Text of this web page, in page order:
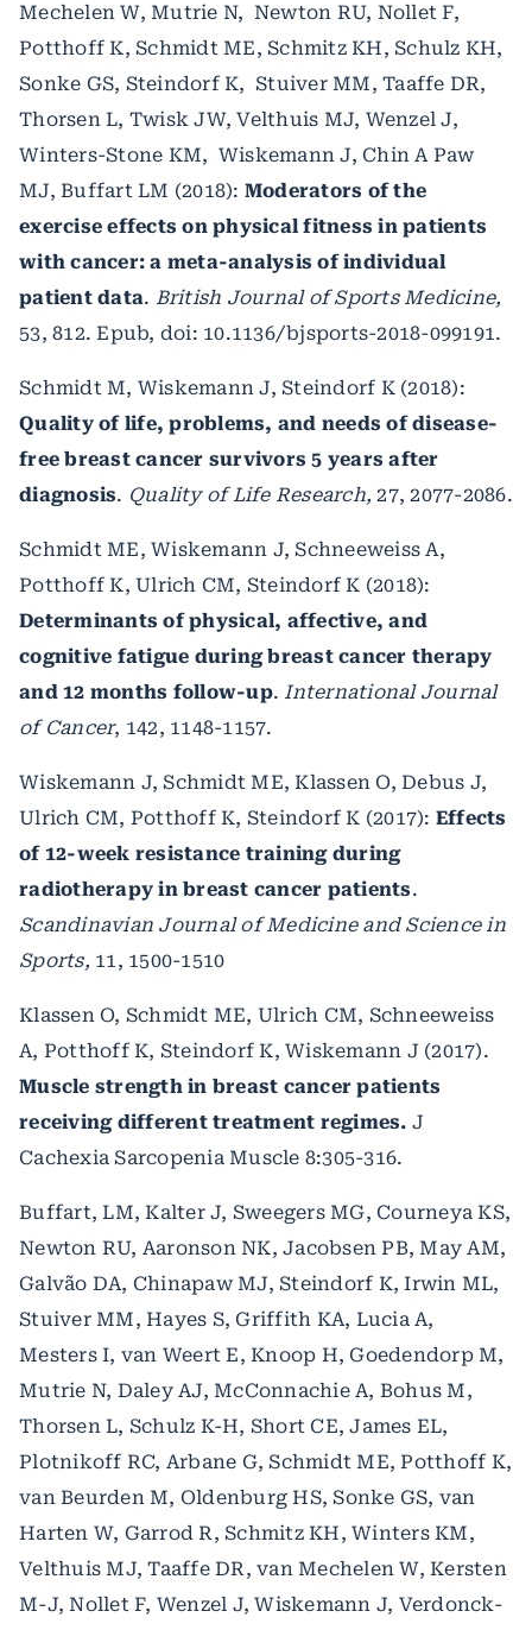
Mechelen W, Mutrie N, Newton RU, Nollet F,
Potthoff K, Schmidt ME, Schmitz KH, Schulz KH,
Sonke GS, Steindorf K, Stuiver MM, Taaffe DR,
Thorsen L, Twisk JW, Velthuis MJ, Wenzel J,
Winters-Stone KM, Wiskemann J, Chin A Paw
MJ, Buffart LM (2018): Moderators of the
exercise effects on physical fitness in patients
with cancer: a meta-analysis of individual
patient data. British Journal of Sports Medicine,
53, 812. Epub, doi: 10.1136/bjsports-2018-099191.
Schmidt M, Wiskemann J, Steindorf K (2018):
Quality of life, problems, and needs of disease-
free breast cancer survivors 5 years after
diagnosis. Quality of Life Research,27, 2077-2086.
Schmidt ME, Wiskemann J, Schneeweiss A,
Potthoff K, Ulrich CM, Steindorf K (2018):
Determinants of physical, affective, and
cognitive fatigue during breast cancer therapy
and 12 months follow-up. International Journal
of Cancer, 142, 1148-1157.
Wiskemann J, Schmidt ME, Klassen O, Debus J,
Ulrich CM, Potthoff K, Steindorf K (2017): Effects
of 12-week resistance training during
radiotherapy in breast cancer patients.
Scandinavian Journal of Medicine and Science in
Sports, 11, 1500-1510
Klassen O, Schmidt ME, Ulrich CM, Schneeweiss
A, Potthoff K, Steindorf K, Wiskemann J (2017).
Muscle strength in breast cancer patients
receiving different treatment regimes. J
Cachexia Sarcopenia Muscle 8:305-316.
Buffart, LM, Kalter J, Sweegers MG, Courneya KS,
Newton RU, Aaronson NK, Jacobsen PB, May AM,
Galvão DA, Chinapaw MJ, Steindorf K, Irwin ML,
Stuiver MM, Hayes S, Griffith KA, Lucia A,
Mesters I, van Weert E, Knoop H, Goedendorp M,
Mutrie N, Daley AJ, McConnachie A, Bohus M,
Thorsen L, Schulz K-H, Short CE, James EL,
Plotnikoff RC, Arbane G, Schmidt ME, Potthoff K,
van Beurden M, Oldenburg HS, Sonke GS, van
Harten W, Garrod R, Schmitz KH, Winters KM,
Velthuis MJ, Taaffe DR, van Mechelen W, Kersten
M-J, Nollet F, Wenzel J, Wiskemann J, Verdonck-